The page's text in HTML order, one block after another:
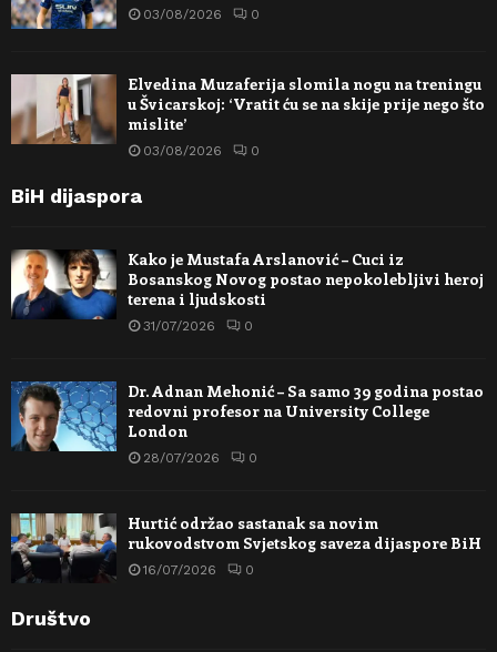
03/08/2026 0
Elvedina Muzaferija slomila nogu na treningu
u Švicarskoj: ‘Vratit ću se na skije prije nego što
mislite’
03/08/2026 0
BiH dijaspora
Kako je Mustafa Arslanović – Cuci iz
Bosanskog Novog postao nepokolebljivi heroj
terena i ljudskosti
31/07/2026 0
Dr. Adnan Mehonić – Sa samo 39 godina postao
redovni profesor na University College
London
28/07/2026 0
Hurtić održao sastanak sa novim
rukovodstvom Svjetskog saveza dijaspore BiH
16/07/2026 0
Društvo